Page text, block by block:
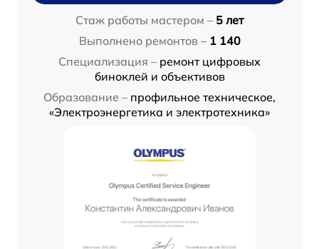
Стаж работы мастером – 5 лет
Выполнено ремонтов – 1 140
Специализация – ремонт цифровых
биноклей и объективов
Образование – профильное техническое,
«Электроэнергетика и электротехника»